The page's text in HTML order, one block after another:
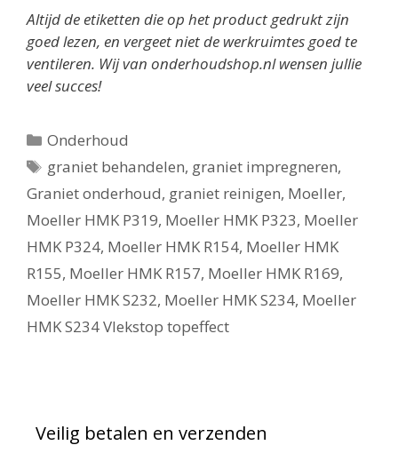
Altijd de etiketten die op het product gedrukt zijn
goed lezen, en vergeet niet de werkruimtes goed te
ventileren. Wij van onderhoudshop.nl wensen jullie
veel succes!
Categorieën
Onderhoud
Tags
graniet behandelen, graniet impregneren,
Graniet onderhoud, graniet reinigen, Moeller,
Moeller HMK P319, Moeller HMK P323, Moeller
HMK P324, Moeller HMK R154, Moeller HMK
R155, Moeller HMK R157, Moeller HMK R169,
Moeller HMK S232, Moeller HMK S234, Moeller
HMK S234 Vlekstop topeffect
Veilig betalen en verzenden